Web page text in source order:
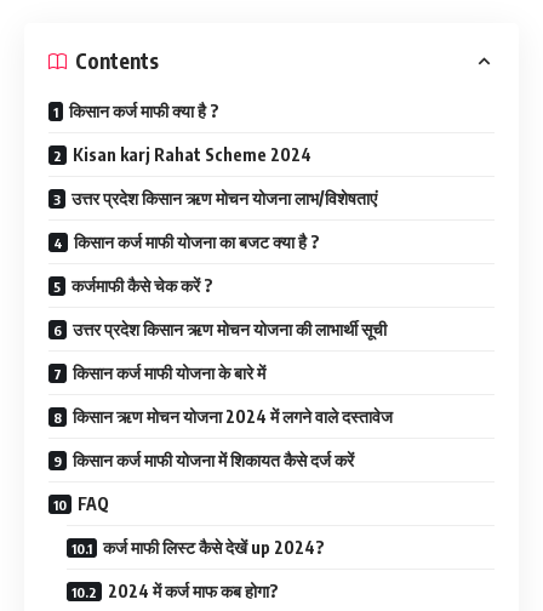
Contents
किसान कर्ज माफी क्या है ?
Kisan karj Rahat Scheme 2024
उत्तर प्रदेश किसान ऋण मोचन योजना लाभ/विशेषताएं
किसान कर्ज माफी योजना का बजट क्या है ?
कर्जमाफी कैसे चेक करें ?
उत्तर प्रदेश किसान ऋण मोचन योजना की लाभार्थी सूची
किसान कर्ज माफी योजना के बारे में
किसान ऋण मोचन योजना 2024 में लगने वाले दस्तावेज
किसान कर्ज माफी योजना में शिकायत कैसे दर्ज करें
FAQ
कर्ज माफी लिस्ट कैसे देखें up 2024?
2024 में कर्ज माफ कब होगा?